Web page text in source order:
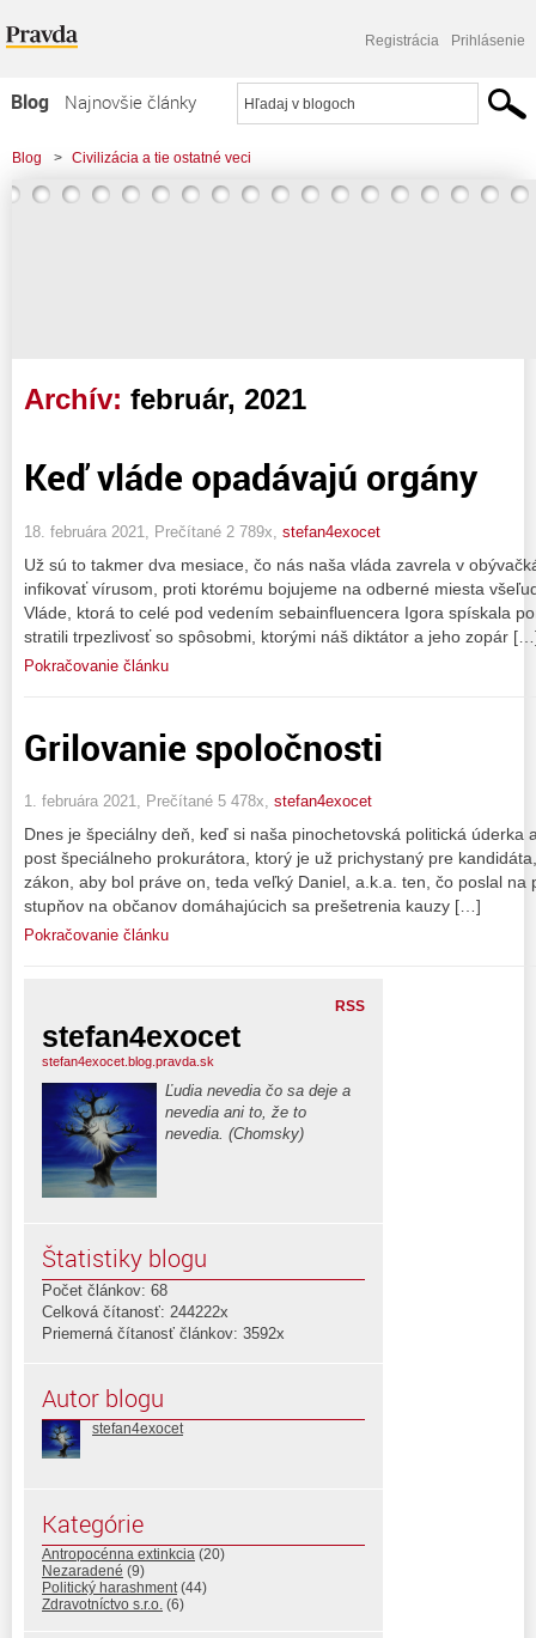
Registrácia Prihlásenie
Blog
Najnovšie články
Najčítanejšie články
Najkomentovanejšie články
Blog > Civilizácia a tie ostatné veci
Archív: február, 2021
Keď vláde opadávajú orgány
18. februára 2021, Prečítané 2 789x, stefan4exocet
Už sú to takmer dva mesiace, čo nás naša vláda zavrela v
infikovať vírusom, proti ktorému bojujeme na odberné miesta
Vláde, ktorá to celé pod vedením sebainfluencera Igora spískala
stratili trpezlivosť so spôsobmi, ktorými náš diktátor a jeho zopár
Pokračovanie článku
Grilovanie spoločnosti
1. februára 2021, Prečítané 5 478x, stefan4exocet
Dnes je špeciálny deň, keď si naša pinochetovská politická úderka
post špeciálneho prokurátora, ktorý je už prichystaný pre
zákon, aby bol práve on, teda veľký Daniel, a.k.a. ten, čo poslal na
stupňov na občanov domáhajúcich sa prešetrenia kauzy […]
Pokračovanie článku
RSS
stefan4exocet
stefan4exocet.blog.pravda.sk
Ľudia nevedia čo sa deje a
nevedia ani to, že to
nevedia. (Chomsky)
Štatistiky blogu
Počet článkov: 68
Celková čítanosť: 244222x
Priemerná čítanosť článkov: 3592x
Autor blogu
stefan4exocet
Kategórie
Antropocénna extinkcia (20)
Nezaradené (9)
Politický harashment(44)
Zdravotníctvo s.r.o. (6)